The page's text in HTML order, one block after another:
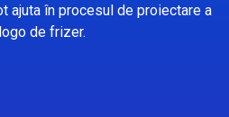
ajuta în procesul de proiectare a
de frizer.